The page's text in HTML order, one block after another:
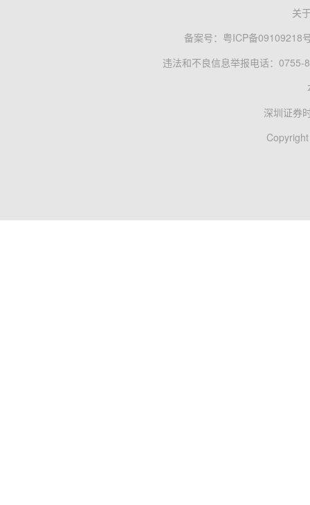
关
备案号： 粤ICP备09109218
违法和不良信息举报电话：0755-
深圳证券